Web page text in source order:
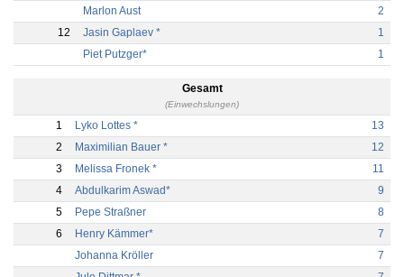
Marlon Aust
2
12
Jasin Gaplaev *
1
Piet Putzger*
1
Gesamt
(Einwechslungen)
1 Lyko Lottes *
13
2
Maximilian Bauer *
12
3
Melissa Fronek *
11
4
Abdulkarim Aswad*
9
5
Pepe Straßner
8
6
Henry Kämmer*
7
Johanna Kröller
7